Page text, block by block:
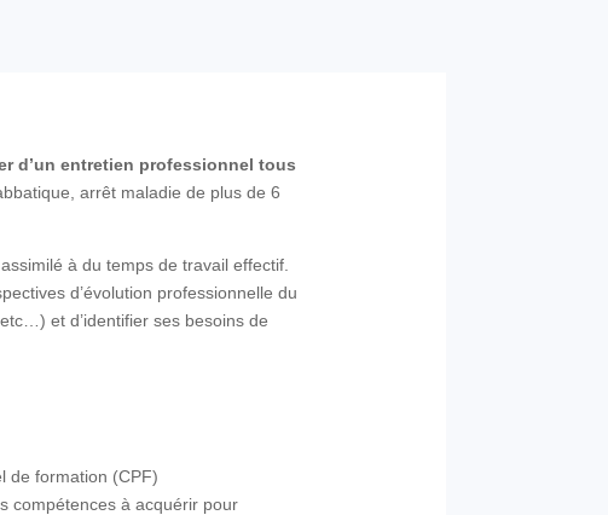
d’un entretien professionnel tous
arrêt maladie de plus de 6
à du temps de travail effectif.
d’évolution professionnelle du
et d’identifier ses besoins de
de formation (CPF)
compétences à acquérir pour